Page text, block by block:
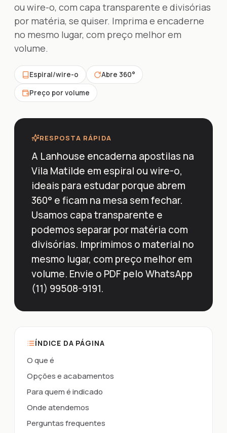
ou wire-o, com capa transparente e divisórias
por matéria, se quiser. Imprima e encaderne
no mesmo lugar, com preço melhor em
volume.
Espiral/wire-o
Abre 360°
Preço por volume
RESPOSTA RÁPIDA
A Lanhouse encaderna apostilas na
Vila Matilde em espiral ou wire-o,
ideais para estudar porque abrem
360° e ficam na mesa sem fechar.
Usamos capa transparente e
podemos separar por matéria com
divisórias. Imprimimos o material no
mesmo lugar, com preço melhor em
volume. Envie o PDF pelo WhatsApp
(11) 99508-9191.
ÍNDICE DA PÁGINA
O que é
Opções e acabamentos
Para quem é indicado
Onde atendemos
Perguntas frequentes